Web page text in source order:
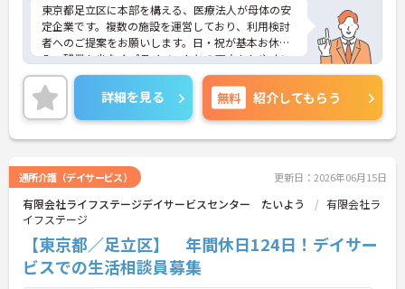
東京都足立区に本部を構える、医療法人が母体の安
定企業です。複数の施設を運営しており、利用検討
者へのご提案をお願いします。日・祝が基本お休
み、残業も少なくプライベートとの両立もしやすい
です。介護系の資格等は不要です。ご興味のある方
には、面接対策ポイントなど、さらに詳細をお話し
いたしますのでお気軽にご相談ください！
詳細を見る 無料 紹介してもらう
通所介護（デイサービス） 更新日：2026年06月15日
有限会社ライフステージデイサービスセンター たいよう
有限会社ラ
イフステージ
【東京都／足立区】 年間休日124日！デイサー
ビスでの生活相談員募集